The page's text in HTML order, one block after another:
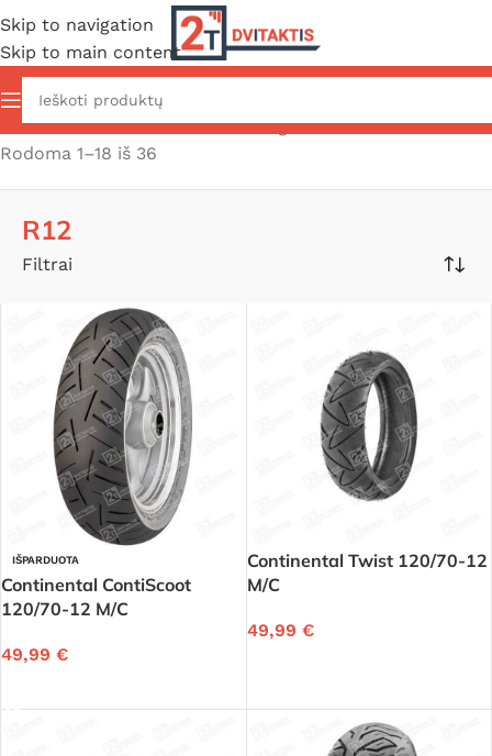
Skip to navigation
Skip to main content
Pradžia/Važiuoklė ir išorė/Padangos/R12
Rodoma 1–18 iš 36
R12
Filtrai
IŠPARDUOTA
Continental ContiScoot
120/70-12 M/C
49,99 €
Continental Twist 120/70-12
M/C
49,99 €